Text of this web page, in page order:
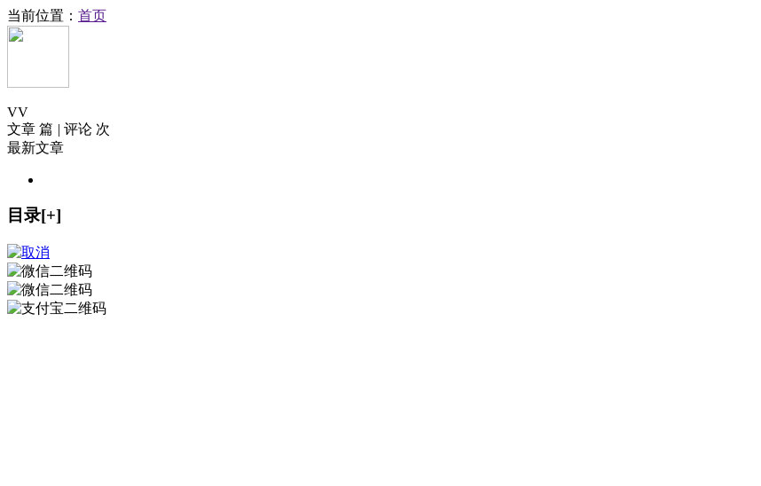
当前位置： 首页
VV
文章 篇 | 评论 次
最新文章
目录[+]